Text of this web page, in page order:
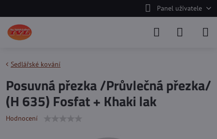
Panel uživatele
Sedlářské kování
Posuvná přezka /Průvlečná přezka/
(H 635) Fosfat + Khaki lak
Hodnocení